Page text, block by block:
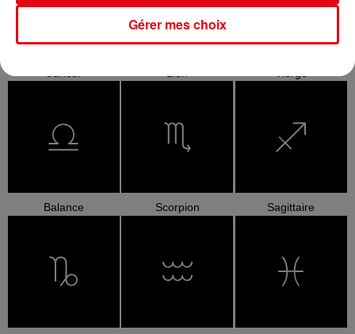
Balance Scorpion Sagittaire
Gérer mes choix